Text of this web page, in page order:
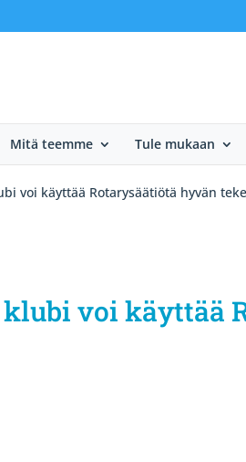
Mitä teemme Tule mukaan
voi käyttää Rotarysäätiötä hyvän
voi käyttää